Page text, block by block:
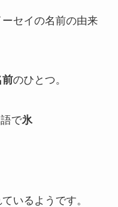
セイの名前の由来
前のひとつ。
で氷
いるようです。